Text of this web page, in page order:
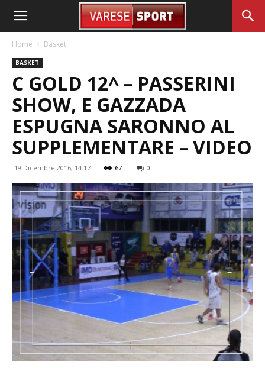
Home Basket
BASKET
C GOLD 12^ – PASSERINI
SHOW, E GAZZADA
ESPUGNA SARONNO AL
SUPPLEMENTARE – VIDEO
19 Dicembre 2016, 14:17 67 0